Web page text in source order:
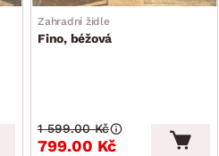
Zahradní židle
Fino, béžová
799.00 Kč
1 599.00 Kč